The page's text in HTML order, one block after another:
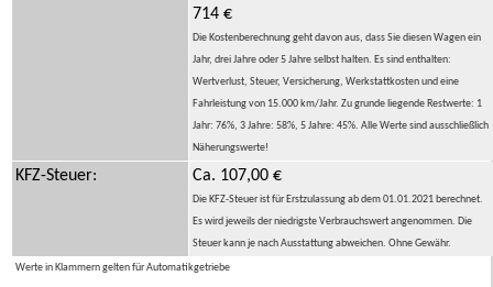
714 €
Die Kostenberechnung geht davon aus, dass Sie diesen Wagen ein
Jahr, drei Jahre oder 5 Jahre selbst halten. Es sind enthalten:
Wertverlust, Steuer, Versicherung, Werkstattkosten und eine
Fahrleistung von 15.000 km/Jahr. Zu grunde liegende Restwerte: 1
Jahr: 76%, 3 Jahre: 58%, 5 Jahre: 45%. Alle Werte sind ausschließlich
Näherungswerte!
KFZ-Steuer: Ca. 107,00 €
Die KFZ-Steuer ist für Erstzulassung ab dem 01.01.2021 berechnet.
Es wird jeweils der niedrigste Verbrauchswert angenommen. Die
Steuer kann je nach Ausstattung abweichen. Ohne Gewähr.
Werte in Klammern gelten für Automatikgetriebe